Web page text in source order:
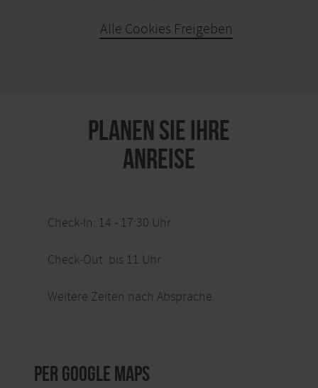
Alle Cookies Freigeben
PLANEN SIE IHRE
ANREISE
Check-In: 14 - 17:30 Uhr
Check-Out: bis 11 Uhr
Weitere Zeiten nach Absprache.
per Google Maps